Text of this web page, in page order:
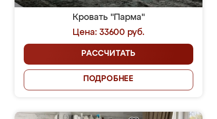
Кровать "Парма"
Цена: 33600 руб.
РАССЧИТАТЬ
ПОДРОБНЕЕ